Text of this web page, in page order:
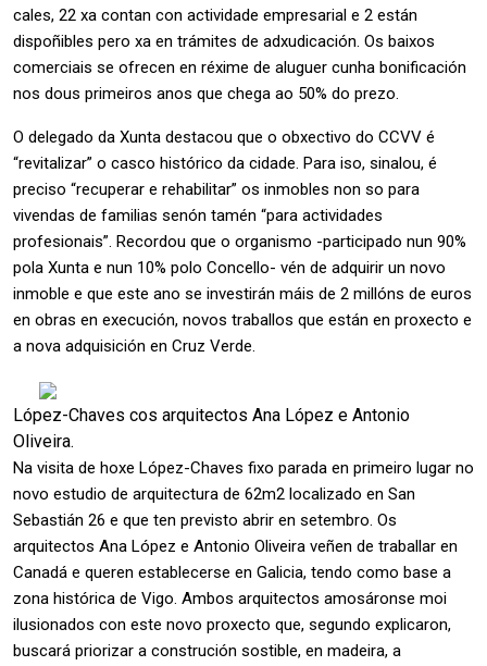
cales, 22 xa contan con actividade empresarial e 2 están
dispoñibles pero xa en trámites de adxudicación. Os baixos
comerciais se ofrecen en réxime de aluguer cunha bonificación
nos dous primeiros anos que chega ao 50% do prezo.
O delegado da Xunta destacou que o obxectivo do CCVV é
“revitalizar” o casco histórico da cidade. Para iso, sinalou, é
preciso “recuperar e rehabilitar” os inmobles non so para
vivendas de familias senón tamén “para actividades
profesionais”. Recordou que o organismo -participado nun 90%
pola Xunta e nun 10% polo Concello- vén de adquirir un novo
inmoble e que este ano se investirán máis de 2 millóns de euros
en obras en execución, novos traballos que están en proxecto e
a nova adquisición en Cruz Verde.
López-Chaves cos arquitectos Ana López e Antonio
Oliveira.
Na visita de hoxe López-Chaves fixo parada en primeiro lugar no
novo estudio de arquitectura de 62m2 localizado en San
Sebastián 26 e que ten previsto abrir en setembro. Os
arquitectos Ana López e Antonio Oliveira veñen de traballar en
Canadá e queren establecerse en Galicia, tendo como base a
zona histórica de Vigo. Ambos arquitectos amosáronse moi
ilusionados con este novo proxecto que, segundo explicaron,
buscará priorizar a construción sostible, en madeira, a